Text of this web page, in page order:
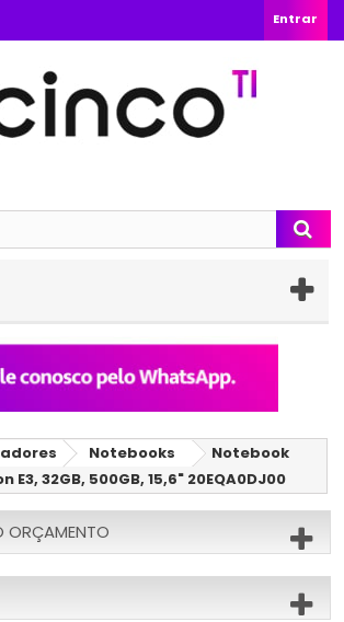
Entrar
Notebooks
Notebook
E3, 32GB, 500GB, 15,6" 20EQA0DJ00
ORÇAMENTO